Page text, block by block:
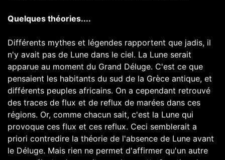
Quelques théories....
Différents mythes et légendes rapportent que jadis, il
n'y avait pas de Lune dans le ciel. La Lune serait
apparue au moment du Grand Déluge. C'est ce que
pensaient les habitants du sud de la Grèce antique, et
différents peuples africains. On a cependant retrouvé
des traces de flux et de reflux de marées dans ces
régions. Or, comme chacun sait, c'est la Lune qui
provoque ces flux et ces reflux. Ceci semblerait a
priori contredire la théorie de l'absence de Lune avant
le Déluge. Mais rien ne permet d'affirmer qu'un autre